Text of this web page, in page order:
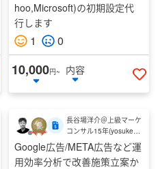
ねする
hoo,Microsoft)の初期設定代
行します
1 0
10,000円~
内容
い
長谷場洋介＠上級マーケ
コンサル15年(yosuke05
11)
Google広告/META広告など運
用効率分析で改善施策立案か